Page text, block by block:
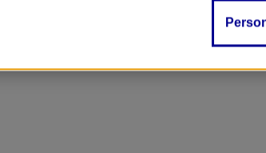
accident, décès…)